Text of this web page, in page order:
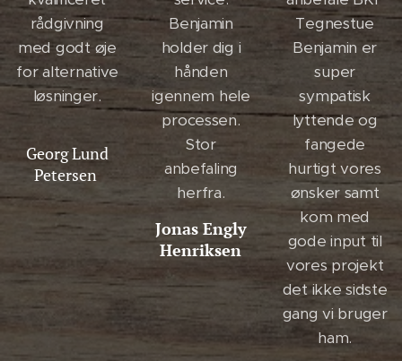
rådgivning
med godt øje
for alternative
løsninger.
Georg Lund
Petersen
Benjamin
holder dig i
hånden
igennem hele
processen.
Stor
anbefaling
herfra.
Jonas Engly
Henriksen
Tegnestue
Benjamin er
super
sympatisk
lyttende og
fangede
hurtigt vores
ønsker samt
kom med
gode input til
vores projekt
det ikke sidste
gang vi bruger
ham.